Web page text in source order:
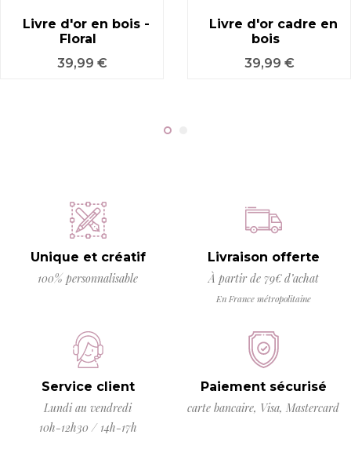
Livre d'or en bois -
Floral
Prix
39,99 €
Livre d'or cadre en
bois
Prix
39,99 €
Unique et créatif
100% personnalisable
Livraison offerte
À partir de 79€ d’achat
En France métropolitaine
Service client
Lundi au vendredi
10h-12h30 / 14h-17h
Paiement sécurisé
carte bancaire, Visa, Mastercard